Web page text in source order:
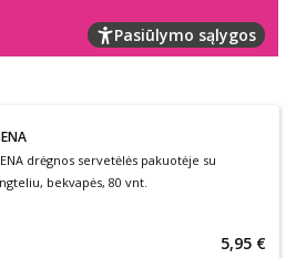
Pasiūlymo sąlygos
drėgnos servetėlės pakuotėje su
bekvapės, 80 vnt.
5,95 €